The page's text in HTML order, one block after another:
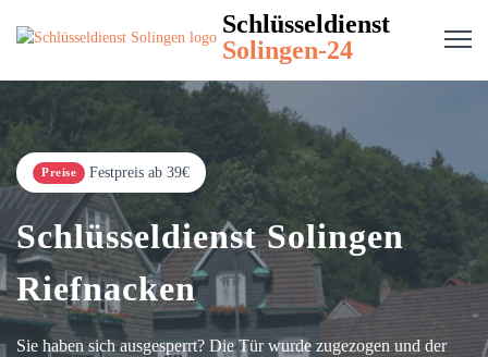
Schlüsseldienst
Solingen-24
Preise Festpreis ab 39€
Schlüsseldienst Solingen
Riefnacken
Sie haben sich ausgesperrt? Die Tür wurde zugezogen und der